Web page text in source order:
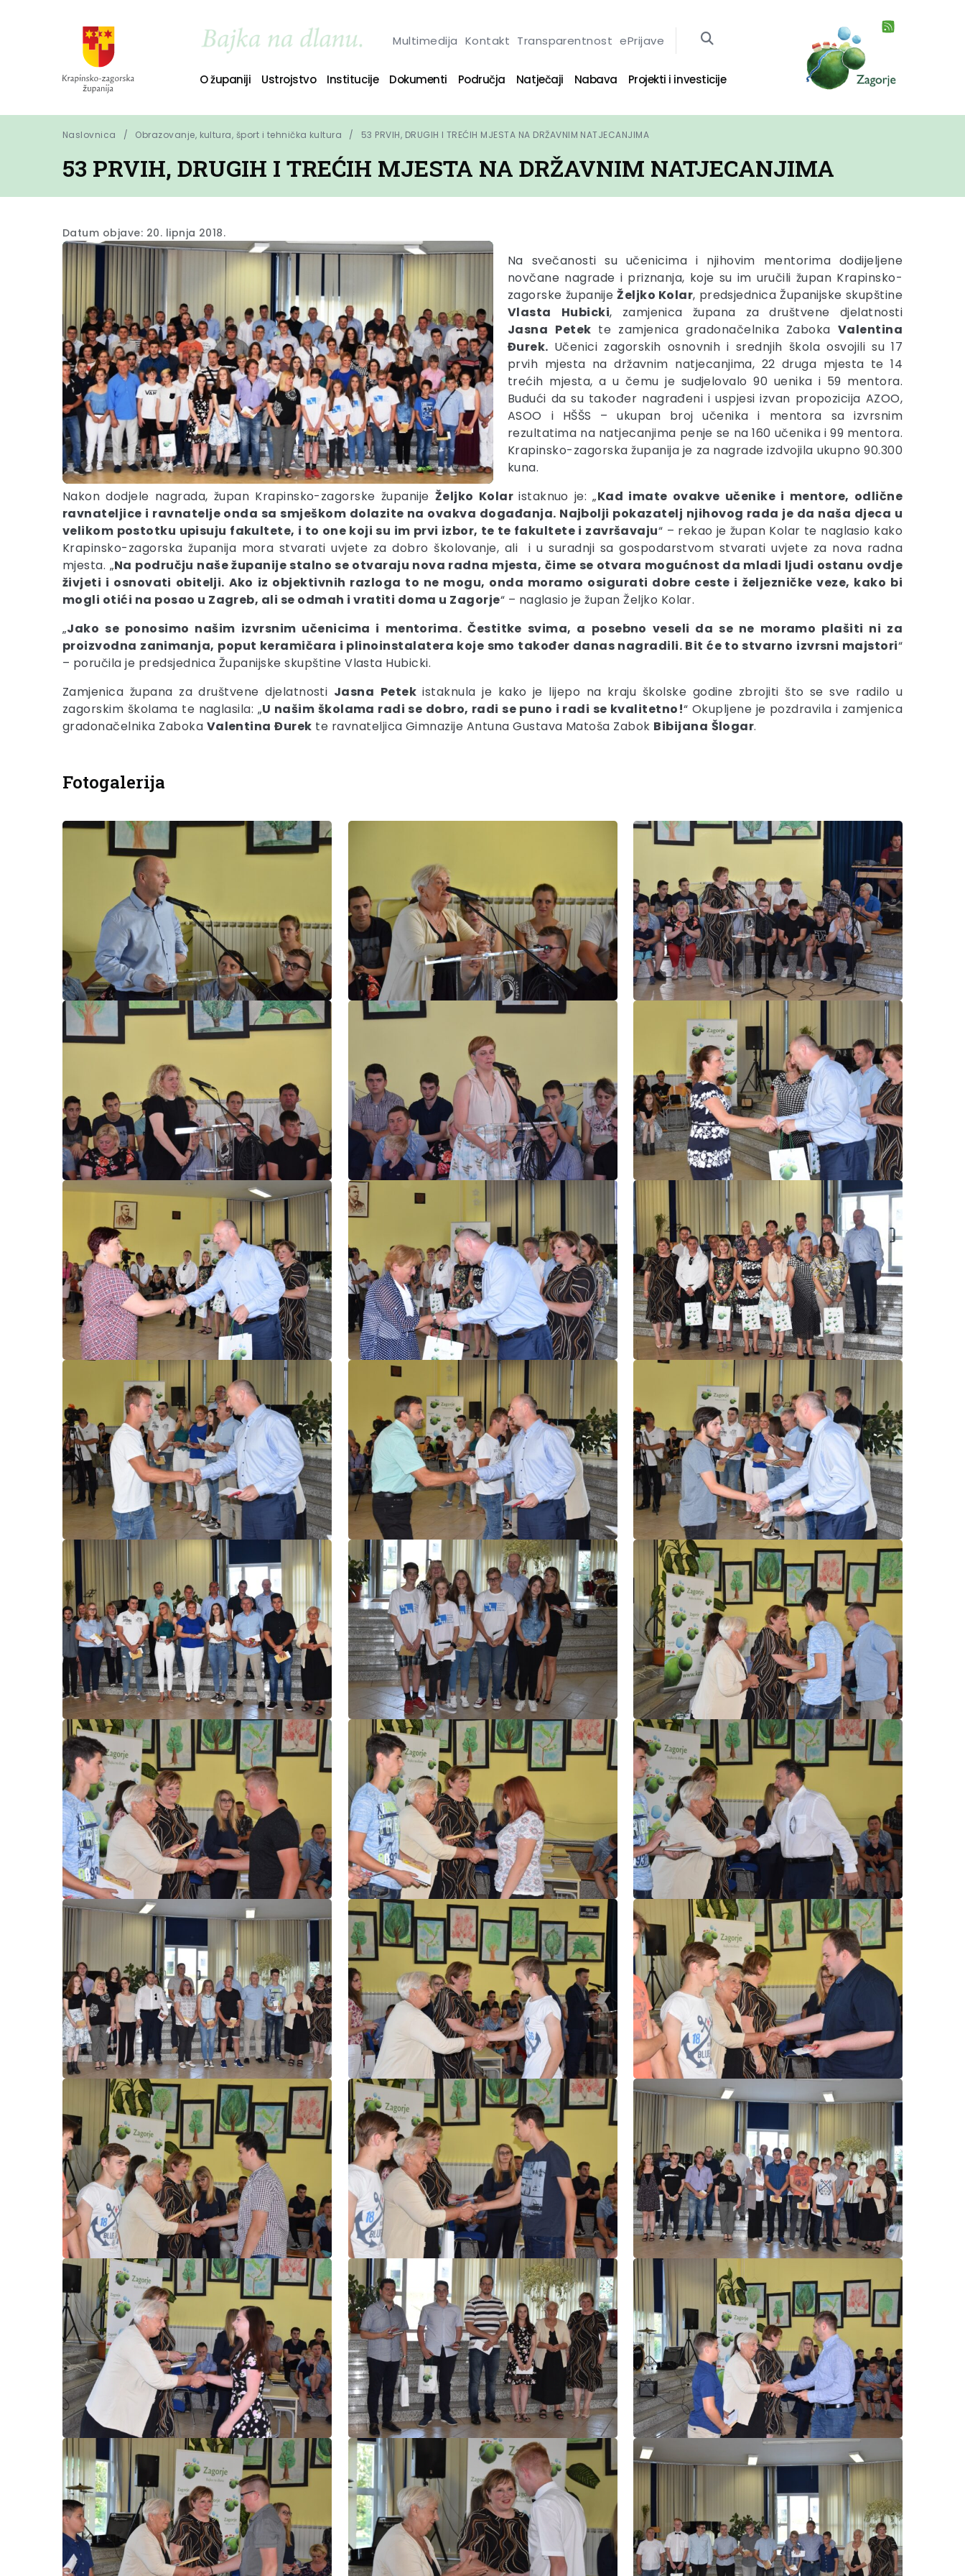
Multimedija Kontakt Transparentnost ePrijave
O županiji Ustrojstvo Institucije Dokumenti Područja Natječaji Nabava Projekti i investicije
Naslovnica Obrazovanje, kultura, šport i tehnička kultura 53 PRVIH, DRUGIH I TREĆIH MJESTA NA DRŽAVNIM NATJECANJIMA
53 PRVIH, DRUGIH I TREĆIH MJESTA NA DRŽAVNIM NATJECANJIMA
Datum objave: 20. lipnja 2018.
Na svečanosti su učenicima i njihovim mentorima dodijeljene
novčane nagrade i priznanja, koje su im uručili župan Krapinsko-
zagorske županijeŽeljko Kolar, predsjednica Županijske skupštine
Vlasta
Hubicki, zamjenica župana za društvene djelatnosti
Jasna Petek te zamjenica gradonačelnika Zaboka Valentina
Đurek. Učenici zagorskih osnovnih i srednjih škola osvojili su 17
prvih mjesta na državnim natjecanjima, 22 druga mjesta te 14
trećih mjesta, a u čemu je sudjelovalo 90 uenika i 59 mentora.
Budući da su također nagrađeni i uspjesi izvan propozicija AZOO,
ASOO i HŠŠS – ukupan broj učenika i mentora sa izvrsnim
rezultatima na natjecanjima penje se na 160 učenika i 99 mentora.
Krapinsko-zagorska županija je za nagrade izdvojila ukupno 90.300
kuna.
Nakon dodjele nagrada, župan Krapinsko-zagorske županije Željko Kolaristaknuo je: „Kad imate ovakve učenike i mentore, odlične
ravnateljice i ravnatelje onda sa smješkom dolazite na ovakva događanja. Najbolji pokazatelj njihovog rada je da naša djeca u
velikom postotku upisuju fakultete, i to one koji su im prvi izbor, te te fakultete i završavaju“ – rekao je župan Kolar te naglasio kako
Krapinsko-zagorska županija mora stvarati uvjete za dobro školovanje, ali i u suradnji sa gospodarstvom stvarati uvjete za nova radna
mjesta. „Na području naše županije stalno se otvaraju nova radna mjesta, čime se otvara mogućnost da mladi ljudi ostanu ovdje
živjeti i osnovati obitelji. Ako iz objektivnih razloga to ne mogu, onda moramo osigurati dobre ceste i željezničke veze, kako bi
mogli otići na posao u Zagreb, ali se odmah i vratiti doma u Zagorje“ – naglasio je župan Željko Kolar.
„Jako se ponosimo našim izvrsnim učenicima i mentorima. Čestitke svima, a posebno veseli da se ne moramo plašiti ni za
proizvodna zanimanja, poput keramičara i plinoinstalatera koje smo također danas nagradili. Bit će to stvarno izvrsni majstori“
– poručila je predsjednica Županijske skupštine Vlasta Hubicki.
Zamjenica župana za društvene djelatnosti Jasna Petek istaknula je kako je lijepo na kraju školske godine zbrojiti što se sve radilo u
zagorskim školama te naglasila: „U našim školama radi se dobro, radi se puno i radi se kvalitetno!“ Okupljene je pozdravila i zamjenica
gradonačelnika Zaboka Valentina Đurek te ravnateljica Gimnazije Antuna Gustava Matoša Zabok Bibijana Šlogar.
Fotogalerija